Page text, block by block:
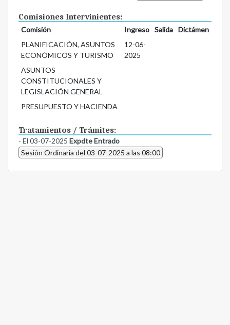
Comisiones Intervinientes:
Comisión Ingreso Salida
Dictámen
PLANIFICACIÓN, ASUNTOS
ECONÓMICOS Y TURISMO
12-06-
2025
ASUNTOS
CONSTITUCIONALES Y
LEGISLACIÓN GENERAL
PRESUPUESTO Y HACIENDA
Tratamientos / Trámites:
- El 03-07-2025 Expdte Entrado
Sesión Ordinaria del 03-07-2025 a las 08:00